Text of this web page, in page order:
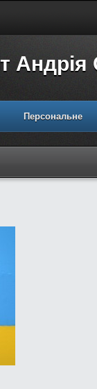
Андрія
Персональне